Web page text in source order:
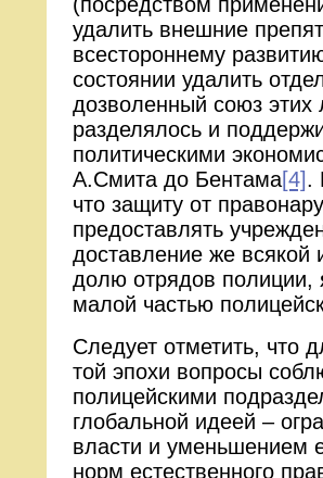
удалить внешние
всестороннему
состоянии удалить
дозволенный союз этих
разделялось и
политическими
А.Смита до Бентама[4].
что защиту от
предоставлять
доставление же
долю отрядов полиции,
малой частью
Следует отметить, что
той эпохи вопросы
полицейскими
глобальной идеей –
власти и уменьшением
норм естественного